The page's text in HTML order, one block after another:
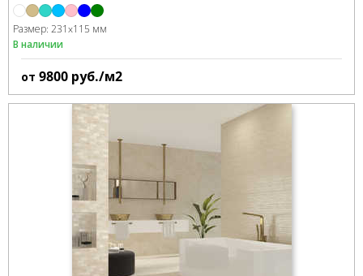
Размер: 231x115 мм
В наличии
от 9800 руб./м2